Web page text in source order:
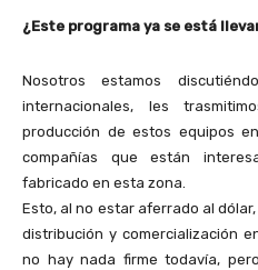
¿Este programa ya se está
Nosotros estamos
internacionales, les
producción de estos equipos
compañías que están
fabricado en esta zona.
Esto, al no estar aferrado al
distribución y comercialización
no hay nada firme todavía,